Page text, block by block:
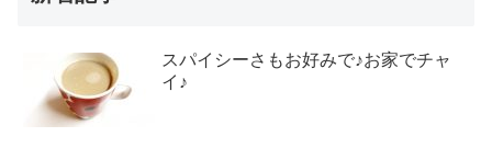
スパイシーさもお好みで♪お家でチャ
イ♪